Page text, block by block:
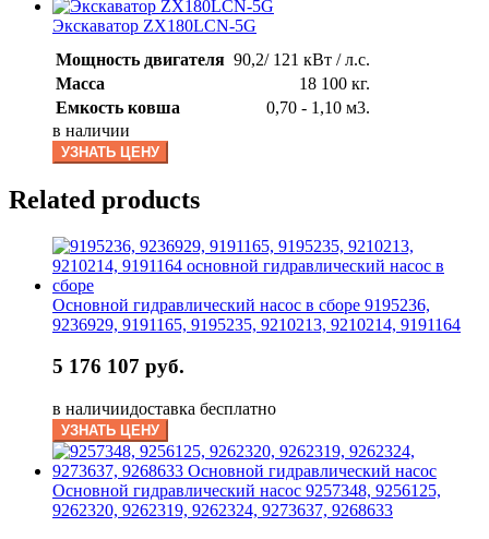
Экскаватор ZX180LCN-5G
Мощность двигателя 90,2/ 121 кВт / л.с.
Масса
18 100 кг.
Емкость ковша
0,70 - 1,10 м3.
в наличии
УЗНАТЬ ЦЕНУ
Related products
Основной гидравлический насос в сборе 9195236,
9236929, 9191165, 9195235, 9210213, 9210214, 9191164
5 176 107 руб.
в наличиидоставка бесплатно
УЗНАТЬ ЦЕНУ
Основной гидравлический насос 9257348, 9256125,
9262320, 9262319, 9262324, 9273637, 9268633